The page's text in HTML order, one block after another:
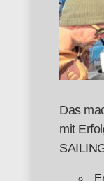
Das
mit